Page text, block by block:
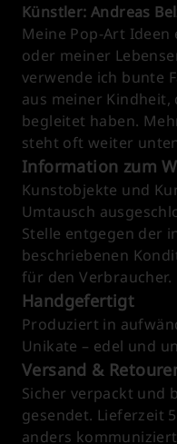
Künstler: Andreas
Meine Pop-Art Ideen
oder meiner
verwende ich bunte
aus meiner Kindheit,
begleitet haben.
steht oft weiter
Information zum
Kunstobjekte und
Umtausch
Stelle entgegen der
beschriebenen
für den Verbraucher.
Handgefertigt
Produziert in
Unikate – edel und
Versand &
Sicher verpackt und
gesendet. Lieferzeit
anders